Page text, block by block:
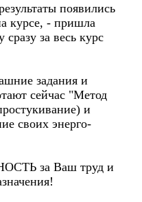
появились
курсе, - пришла
за весь курс
задания и
сейчас "Метод
и
своих энерго-
за Ваш труд и